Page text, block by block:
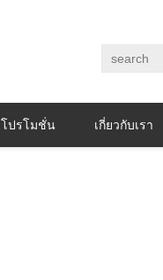
โปรโมชั่น เกี่ยวกับเรา